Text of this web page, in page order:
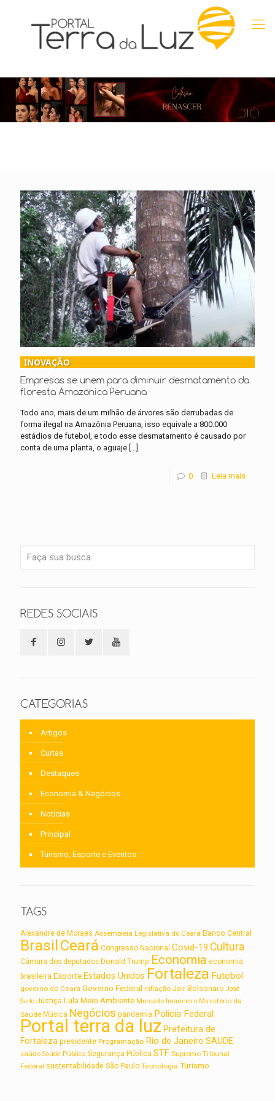
INOVAÇÃO
Empresas se unem para diminuir desmatamento da
floresta Amazônica Peruana
Todo ano, mais de um milhão de árvores são derrubadas de
forma ilegal na Amazônia Peruana, isso equivale a 800.000
estádios de futebol, e todo esse desmatamento é causado por
conta de uma planta, o aguaje […]
0 Leia mais
REDES SOCIAIS
CATEGORIAS
Artigos
Curtas
Destaques
Economia & Negócios
Notícias
Principal
Turismo, Esporte e Eventos
TAGS
Alexandre de Moraes Assembleia Legislativa do Ceará Banco Central
BrasilCeará Congresso Nacional Covid-19 Cultura
Câmara dos deputados Donald Trump Economia economia
brasileira Esporte Estados Unidos Fortaleza Futebol
governo do Ceará Governo Federal inflação Jair Bolsonaro José
Sarto Justiça Lula Meio Ambiente Mercado financeiro Ministério da
Saúde Música Negócios pandemia Polícia Federal
Portal terra da luzPrefeitura de
Fortaleza presidente Programação Rio de Janeiro SAUDE
saúde Saúde Pública Segurança Pública STF Supremo Tribunal
Federal sustentabilidade São Paulo Tecnologia Turismo